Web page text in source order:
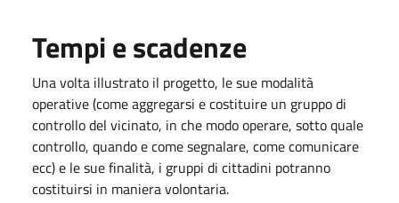
Tempi e scadenze
Una volta illustrato il progetto, le sue modalità
operative (come aggregarsi e costituire un gruppo di
controllo del vicinato, in che modo operare, sotto quale
controllo, quando e come segnalare, come comunicare
ecc) e le sue finalità, i gruppi di cittadini potranno
costituirsi in maniera volontaria.